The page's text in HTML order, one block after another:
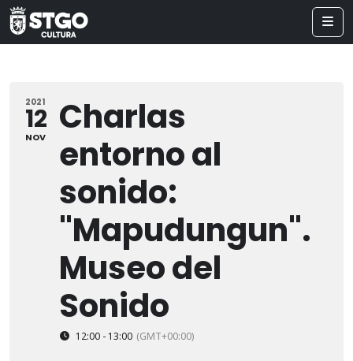
2021
12
NOV
Charlas
entorno al
sonido:
"Mapudungun".
Museo del
Sonido
12:00 - 13:00 (GMT+00:00)